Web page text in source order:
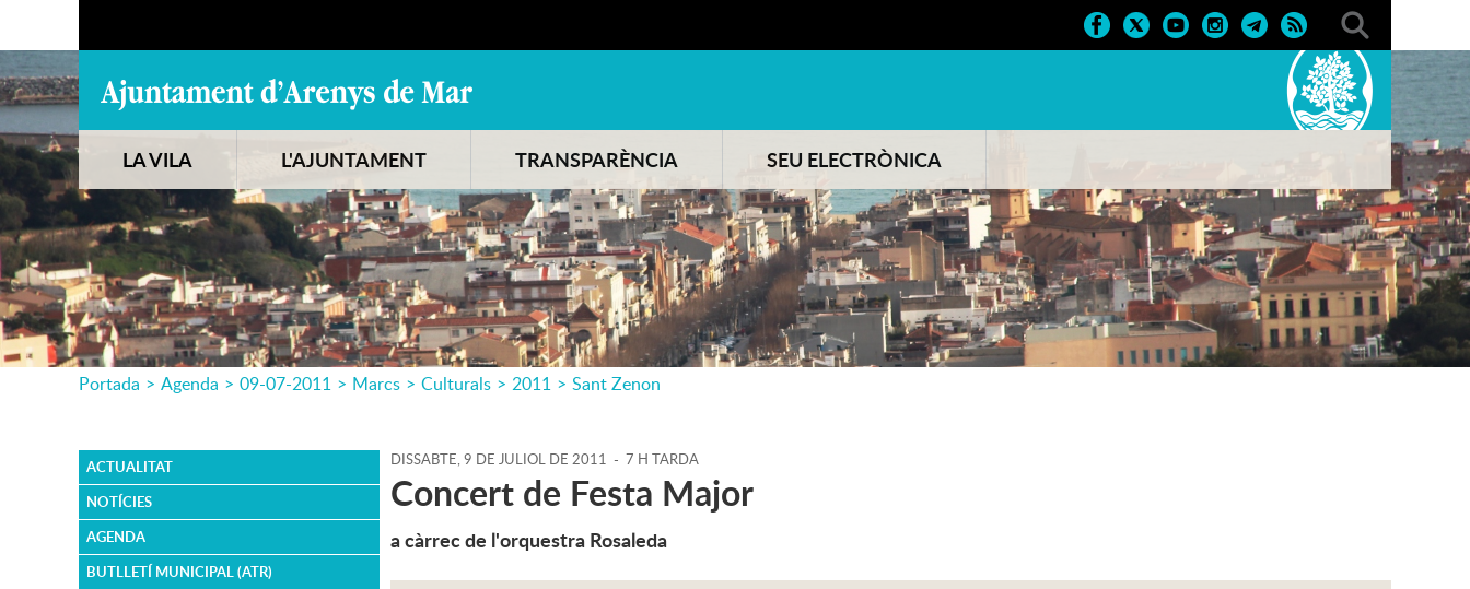
LA VILA L'AJUNTAMENT TRANSPARÈNCIA SEU ELECTRÒNICA
Portada > Agenda > 09-07-2011 > Marcs > Culturals > 2011 > Sant Zenon
ACTUALITAT
NOTÍCIES
AGENDA
BUTLLETÍ MUNICIPAL (ATR)
DISSABTE,9 DE JULIOL DE 2011 - 7 H TARDA
Concert de Festa Major
a càrrec de l'orquestra Rosaleda